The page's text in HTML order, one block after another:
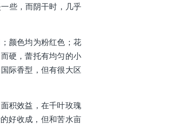
些，而阴干时，几乎
颜色均为粉红色；花
硬，蕾托有均匀的小
际香型，但有很大区
积效益，在千叶玫瑰
好收成，但和苦水亩